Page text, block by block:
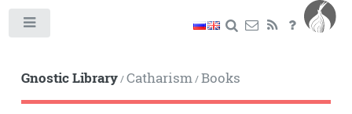
Gnostic Library/Catharism/Books